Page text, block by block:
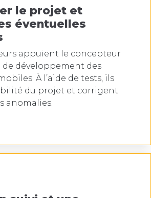
le projet et
éventuelles
appuient le concepteur
de développement des
À l’aide de tests, ils
du projet et corrigent
anomalies.